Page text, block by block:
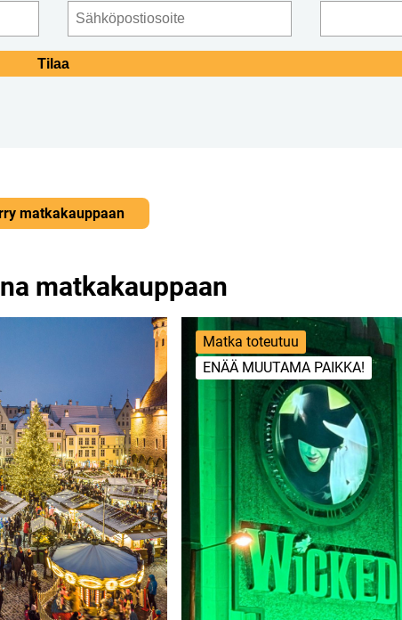
matkakauppaan
matkakauppaan
Matka toteutuu
ENÄÄ MUUTAMA PAIKKA!